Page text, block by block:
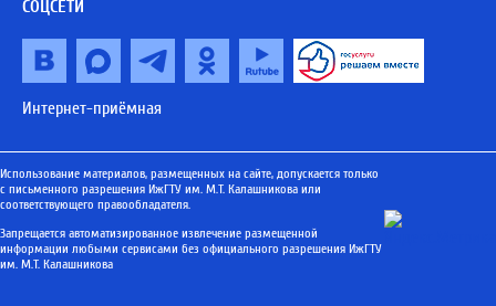
СОЦСЕТИ
Интернет-приёмная
Использование материалов, размещенных на сайте, допускается только
с письменного разрешения ИжГТУ им. М.Т. Калашникова или
соответствующего правообладателя.
Запрещается автоматизированное извлечение размещенной
информации любыми сервисами без официального разрешения ИжГТУ
им. М.Т. Калашникова